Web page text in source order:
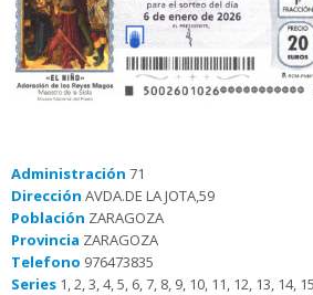
Administración 71
Dirección AVDA.DE LA JOTA,59
Población ZARAGOZA
Provincia ZARAGOZA
Telefono 976473835
Series 1, 2, 3, 4, 5, 6, 7, 8, 9, 10, 11, 12, 13, 14,